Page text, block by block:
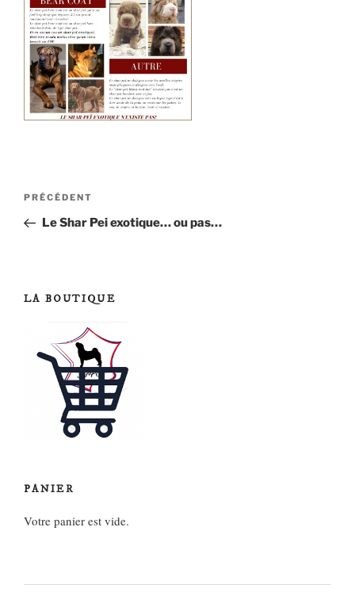
Navigation
de
Article
précédent
PRÉCÉDENT
Le Shar Pei exotique… ou pas…
LA BOUTIQUE
PANIER
Votre panier est vide.